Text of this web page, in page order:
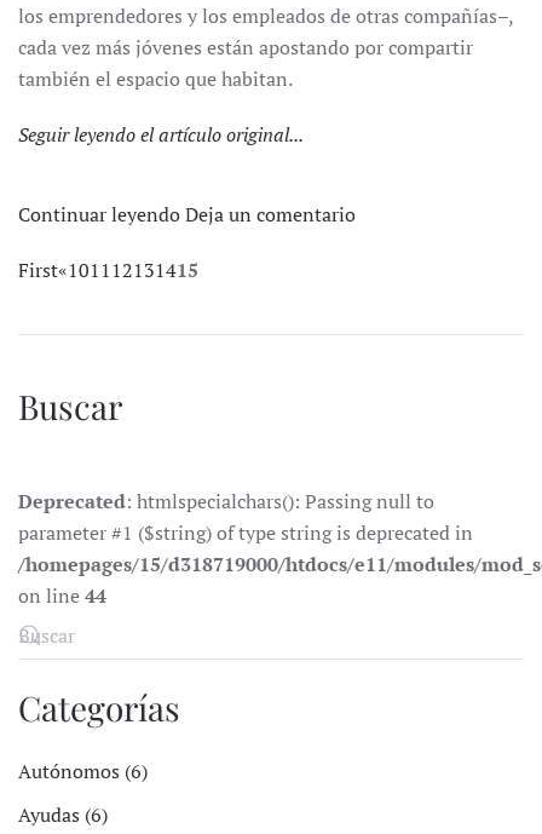
los emprendedores y los empleados de otras compañías–,
cada vez más jóvenes están apostando por compartir
también el espacio que habitan.
Seguir leyendo el artículo original...
Continuar leyendoDeja un comentario
First«101112131415
Buscar
Deprecated: htmlspecialchars(): Passing null to
parameter #1 ($string) of type string is deprecated in
/homepages/15/d318719000/htdocs/e11/modules/
on line44
Categorías
Autónomos (6)
Ayudas (6)